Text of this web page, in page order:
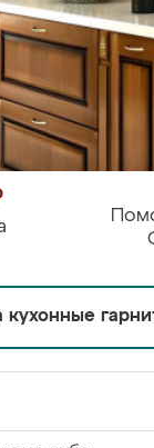
кухонные